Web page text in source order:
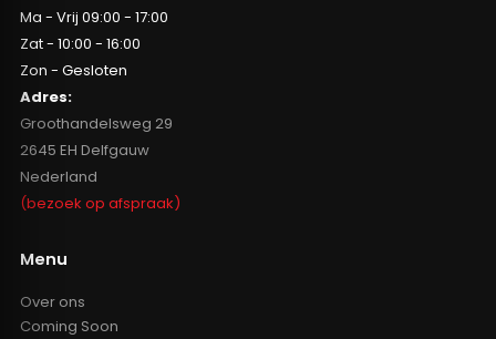
Ma - Vrij 09:00 - 17:00
Zat - 10:00 - 16:00
Zon - Gesloten
Adres:
Groothandelsweg 29
2645 EH Delfgauw
Nederland
(bezoek op afspraak)
Menu
Over ons
Coming Soon